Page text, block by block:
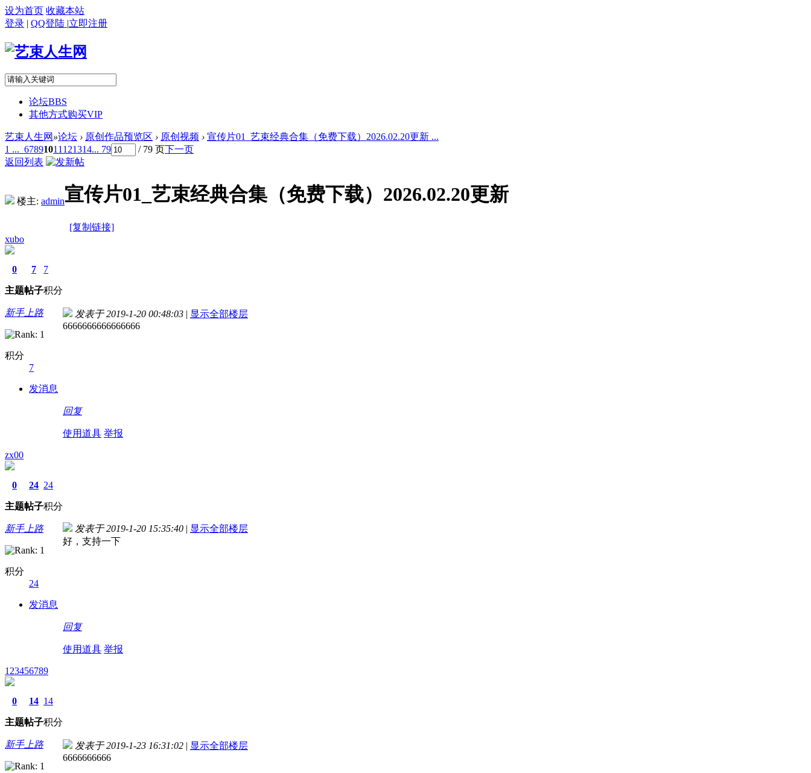
设为首页 收藏本站
登录 | QQ登陆 |立即注册
论坛BBS
其他方式购买VIP
艺束人生网 »论坛 › 原创作品预览区 › 原创视频 › 宣传片01_艺束经典合集（免费下载）2026.02.20更新 ...
1 ... 67891011 121314... 79 / 79 页下一页
返回列表
楼主: admin宣传片01_艺束经典合集（免费下载）2026.02.20更新
[复制链接]
xubo
0
主题
7
帖子
7
积分
新手上路
积分
7
发消息
发表于 2019-1-20 00:48:03 | 显示全部楼层
6666666666666666
回复
使用道具 举报
zx00
0
主题
24
帖子
24
积分
新手上路
积分
24
发消息
发表于 2019-1-20 15:35:40 | 显示全部楼层
好，支持一下
回复
使用道具 举报
123456789
0
主题
14
帖子
14
积分
新手上路 发表于 2019-1-23 16:31:02 | 显示全部楼层
6666666666